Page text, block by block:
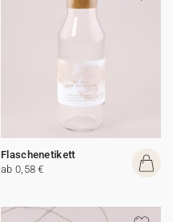
Flaschenetikett
ab 0,58 €